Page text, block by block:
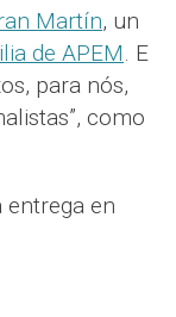
Martín, un
de APEM. E
para nós,
como
entrega en